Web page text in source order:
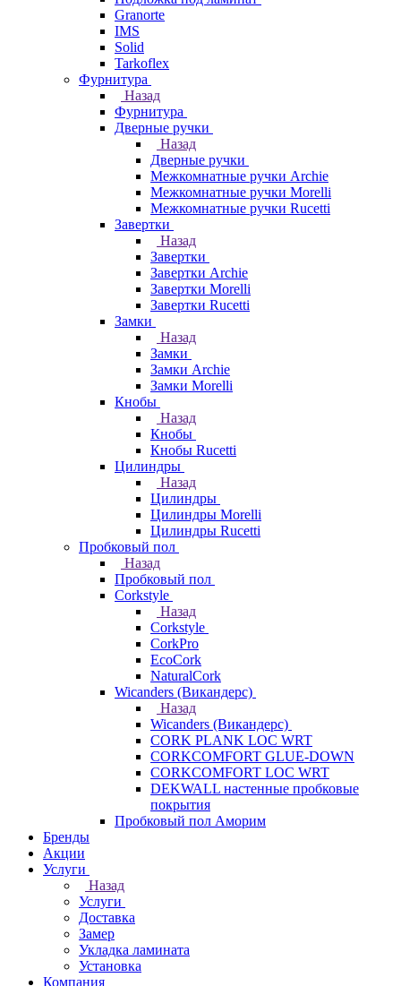
Granorte
IMS
Solid
Tarkoflex
Фурнитура
Назад
Фурнитура
Дверные ручки
Назад
Дверные ручки
Межкомнатные ручки Archie
Межкомнатные ручки Morelli
Межкомнатные ручки Rucetti
Завертки
Назад
Завертки
Завертки Archie
Завертки Morelli
Завертки Rucetti
Замки
Назад
Замки
Замки Archie
Замки Morelli
Кнобы
Назад
Кнобы
Кнобы Rucetti
Цилиндры
Назад
Цилиндры
Цилиндры Morelli
Цилиндры Rucetti
Пробковый пол
Назад
Пробковый пол
Corkstyle
Назад
Corkstyle
CorkPro
EcoCork
NaturalCork
Wicanders (Викандерс)
Назад
Wicanders (Викандерс)
CORK PLANK LOC WRT
CORKCOMFORT GLUE-DOWN
CORKCOMFORT LOC WRT
DEKWALL настенные пробковые
покрытия
Пробковый пол Аморим
Бренды
Акции
Услуги
Назад
Услуги
Доставка
Замер
Укладка ламината
Установка
Компания